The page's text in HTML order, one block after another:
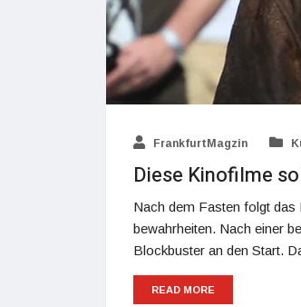
FrankfurtMagzin
Diese Kinofilme
Nach dem Fasten folgt das
bewahrheiten. Nach einer
Blockbuster an den Start.
READ MORE